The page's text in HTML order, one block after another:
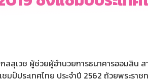
เวช ผู้ช่วยผู้อำนวยการธนาคารออมสิน ส
ประเทศไทย ประจำปี 2562 ถ้วยพระรา